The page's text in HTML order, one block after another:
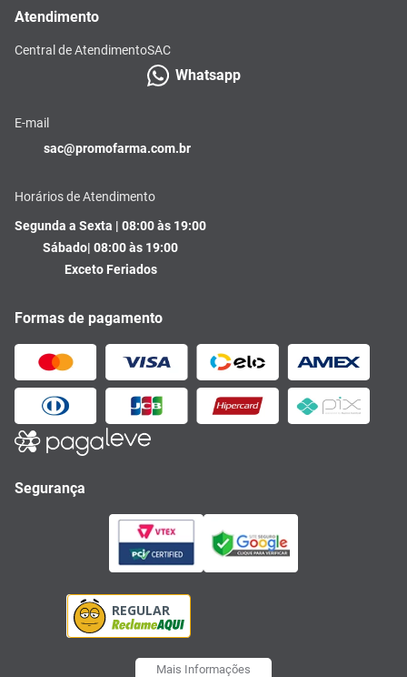
Atendimento
Central de AtendimentoSAC
Whatsapp
E-mail
sac@promofarma.com.br
Horários de Atendimento
Segunda a Sexta | 08:00 às 19:00
Sábado| 08:00 às 19:00
Exceto Feriados
Formas de pagamento
Segurança
Mais Informações